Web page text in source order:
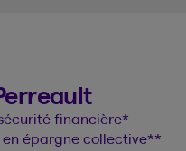
financière*
en épargne collective**